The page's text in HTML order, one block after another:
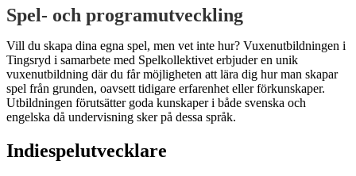
Spel- och programutveckling
Vill du skapa dina egna spel, men vet inte hur? Vuxenutbildningen i
Tingsryd i samarbete med Spelkollektivet erbjuder en unik
vuxenutbildning där du får möjligheten att lära dig hur man skapar
spel från grunden, oavsett tidigare erfarenhet eller förkunskaper.
Utbildningen förutsätter goda kunskaper i både svenska och
engelska då undervisning sker på dessa språk.
Indiespelutvecklare